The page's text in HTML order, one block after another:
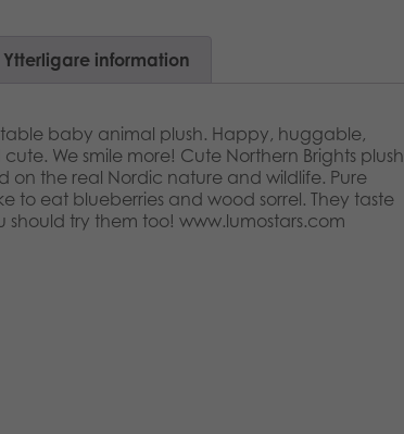
Ytterligare information
baby animal plush. Happy, huggable,
We smile more! Cute Northern Brights plush
on the real Nordic nature and wildlife. Pure
to eat blueberries and wood sorrel. They taste
try them too! www.lumostars.com